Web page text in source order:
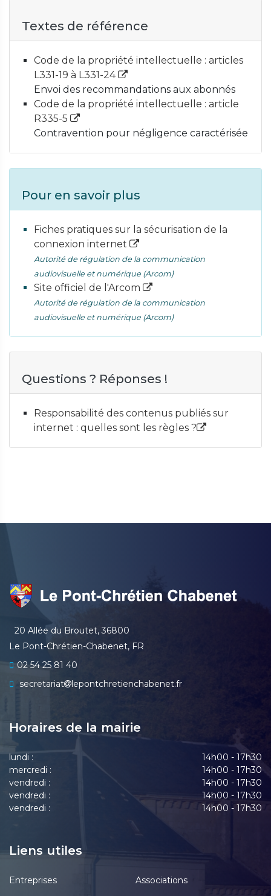
Textes de référence
Code de la propriété intellectuelle : articles
L331-19 à L331-24
Envoi des recommandations aux abonnés
Code de la propriété intellectuelle : article
R335-5
Contravention pour négligence caractérisée
Pour en savoir plus
Fiches pratiques sur la sécurisation de la
connexion internet
Autorité de régulation de la communication
audiovisuelle et numérique (Arcom)
Site officiel de l'Arcom
Autorité de régulation de la communication
audiovisuelle et numérique (Arcom)
Questions ? Réponses !
Responsabilité des contenus publiés sur
internet : quelles sont les règles ?
20 Allée du Broutet, 36800
Le Pont-Chrétien-Chabenet, FR
02 54 25 81 40
secretariat
lepontchretienchabenet.fr
Horaires de la mairie
lundi :
14h00 - 17h30
mercredi :
14h00 - 17h30
vendredi :
14h00 - 17h30
vendredi :
14h00 - 17h30
vendredi :
14h00 - 17h30
Liens utiles
Entreprises Associations